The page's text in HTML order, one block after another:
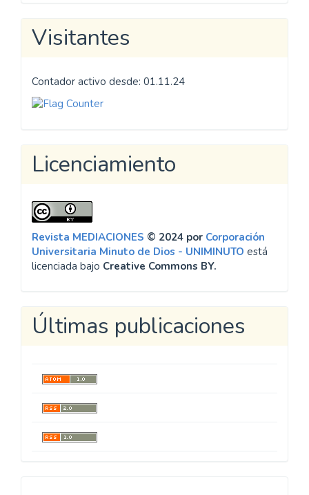
Visitantes
Contador activo desde: 01.11.24
Licenciamiento
Revista MEDIACIONES © 2024 por Corporación
Universitaria Minuto de Dios - UNIMINUTO está
licenciada bajo Creative Commons BY.
Últimas publicaciones